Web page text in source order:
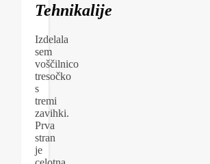
Tehnikalije
Izdelala
sem
voščilnico
tresočko
s
tremi
zavihki.
Prva
stran
je